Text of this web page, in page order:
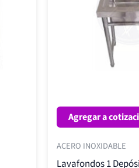
Agregar a
ACERO INOXIDABLE
Lavafondos 1